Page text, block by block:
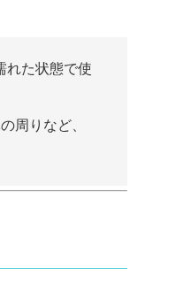
れた状態で使
周りなど、